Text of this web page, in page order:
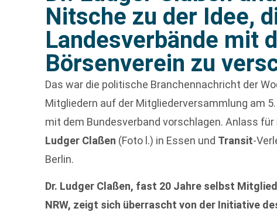
Nitsche zu der Idee,
Landesverbände mit
Börsenverein zu
Das war die politische Branchennachricht der
Mitgliedern auf der Mitgliederversammlung am
mit dem Bundesverband vorschlagen. Anlass für
Ludger Claßen (Foto l.) in Essen und Transit-
Berlin.
Dr. Ludger Claßen, fast 20 Jahre selbst
NRW, zeigt sich überrascht von der Initiative